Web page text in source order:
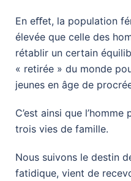
En eﬀet, la population
élevée que celle des
rétablir un certain
« retirée » du monde
jeunes en âge de
C’est ainsi que
trois vies de famille.
Nous suivons le destin
fatidique, vient de